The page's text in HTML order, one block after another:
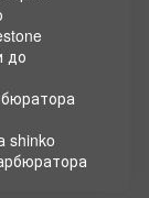
до
shinko